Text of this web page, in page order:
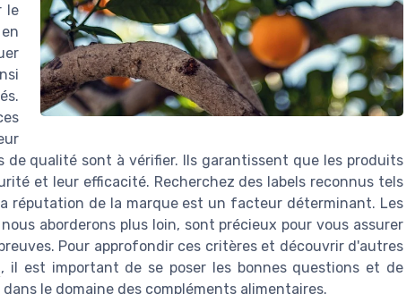
le
qualité sont à vérifier. Ils garantissent que les produits
et leur efficacité. Recherchez des labels reconnus tels
réputation de la marque est un facteur déterminant. Les
aborderons plus loin, sont précieux pour vous assurer
Pour approfondir ces critères et découvrir d'autres
, il est important de se poser les bonnes questions et de
le domaine des compléments alimentaires.